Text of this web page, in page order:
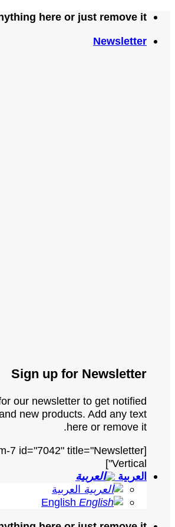
تخطيhere or just remove it...
Newsletter
Sign up for Newsletter
our newsletter to get notified
new products. Add any text
here or remove it.
7 id="7042" title="Newsletter
Vertical"]
العربية
العربية